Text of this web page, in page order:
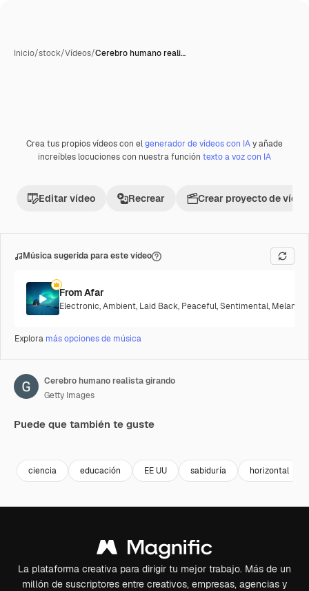
Inicio/stock/Vídeos/Cerebro humano reali…
Premium
Crea tus propios vídeos con elgenerador de vídeos con IAy añade
increíbles locuciones con nuestra función texto a voz con IA
Editar vídeo Recrear Crear proyecto de vídeo
Música sugerida para este vídeo
From Afar
Electronic,Ambient, Laid Back, Peaceful,Sentimental,
Explora más opciones de música
Cerebro humano realista girando
Getty Images
Puede que también te guste
ciencia educación EE UU sabiduría horizontal
La plataforma creativa para dirigir tu mejor trabajo. Más de un
millón de suscriptores entre creativos, empresas, agencias y